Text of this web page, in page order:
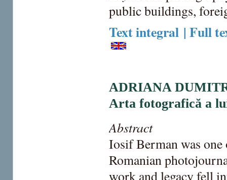
public buildings,
Text integral | Full
ADRIANA
Arta fotografică a
Abstract
Iosif Berman was
Romanian
work and legacy fell